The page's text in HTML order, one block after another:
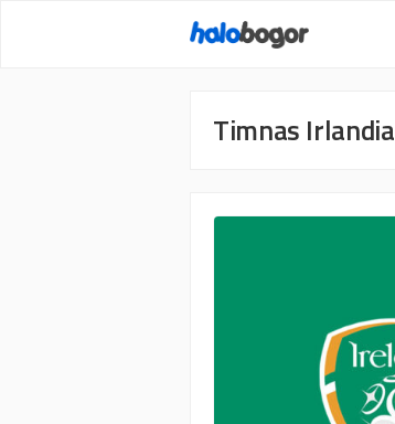
Timnas Irlandia